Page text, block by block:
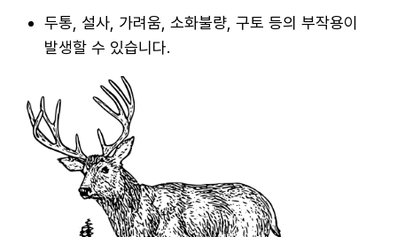
두통, 설사, 가려움, 소화불량, 구토 등의 부작용이
발생할 수 있습니다.